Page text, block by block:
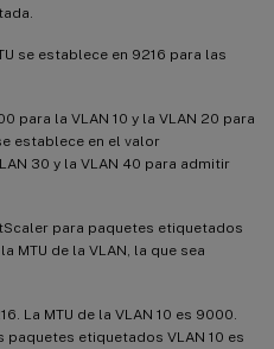
se establece en 9216 para las
para la VLAN 10 y la VLAN 20 para
establece en el valor
30 y la VLAN 40 para admitir
para paquetes etiquetados
MTU de la VLAN, la que sea
La MTU de la VLAN 10 es 9000.
paquetes etiquetados VLAN 10 es